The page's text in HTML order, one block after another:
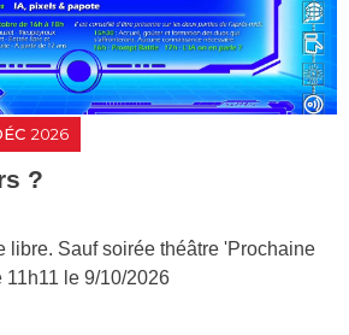
2026
?
libre. Sauf soirée théâtre 'Prochaine
le 9/10/2026